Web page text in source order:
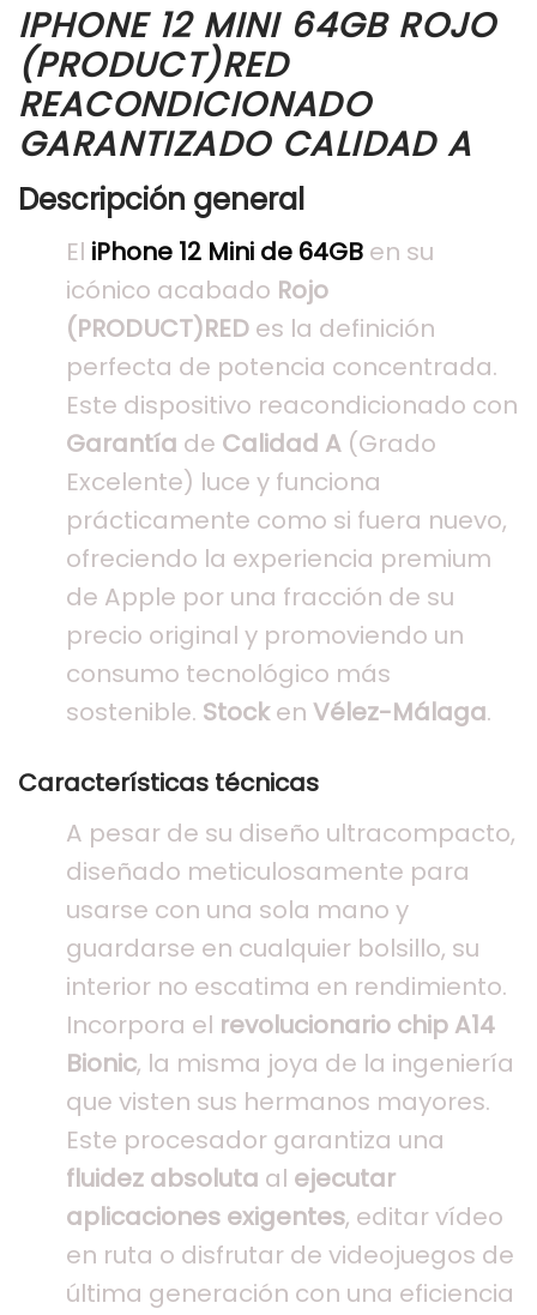
IPHONE 12 MINI 64GB ROJO
(PRODUCT)RED
REACONDICIONADO
GARANTIZADO CALIDAD A
Descripción general
El iPhone 12 Mini de 64GB en su
icónico acabado Rojo
(PRODUCT)RED es la definición
perfecta de potencia concentrada.
Este dispositivo reacondicionado con
Garantía de Calidad A (Grado
Excelente) luce y funciona
prácticamente como si fuera nuevo,
ofreciendo la experiencia premium
de Apple por una fracción de su
precio original y promoviendo un
consumo tecnológico más
sostenible. Stocken Vélez-Málaga.
Características técnicas
A pesar de su diseño ultracompacto,
diseñado meticulosamente para
usarse con una sola mano y
guardarse en cualquier bolsillo, su
interior no escatima en rendimiento.
Incorpora el revolucionario chip A14
Bionic, la misma joya de la ingeniería
que visten sus hermanos mayores.
Este procesador garantiza una
fluidez absoluta al ejecutar
aplicaciones exigentes, editar vídeo
en ruta o disfrutar de videojuegos de
última generación con una eficiencia